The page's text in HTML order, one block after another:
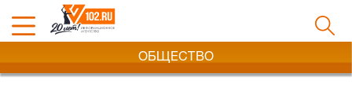
ОБЩЕСТВО